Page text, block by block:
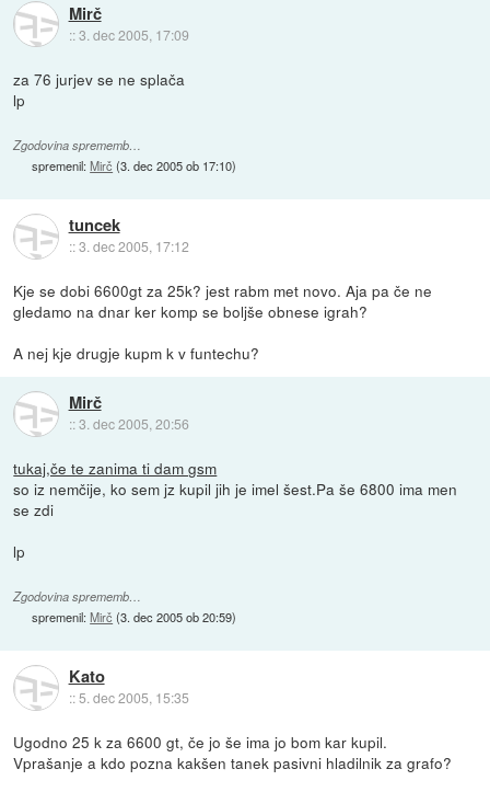
Mirč
::3. dec 2005, 17:09
za 76 jurjev se ne splača
lp
Zgodovina sprememb…
spremenil:Mirč (3. dec 2005 ob 17:10)
tuncek
::3. dec 2005, 17:12
Kje se dobi 6600gt za 25k? jest rabm met novo. Aja pa če ne
gledamo na dnar ker komp se boljše obnese igrah?
A nej kje drugje kupm k v funtechu?
Mirč
::3. dec 2005, 20:56
tukaj,če te zanima ti dam gsm
so iz nemčije, ko sem jz kupil jih je imel šest.Pa še 6800 ima men
se zdi
lp
Zgodovina sprememb…
spremenil:Mirč (3. dec 2005 ob 20:59)
Kato
::5. dec 2005, 15:35
Ugodno 25 k za 6600 gt, če jo še ima jo bom kar kupil.
Vprašanje a kdo pozna kakšen tanek pasivni hladilnik za grafo?